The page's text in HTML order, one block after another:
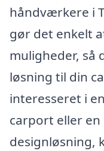
håndværkere i
gør det enkelt
muligheder, så
løsning til din
interesseret i
carport eller
designløsning,